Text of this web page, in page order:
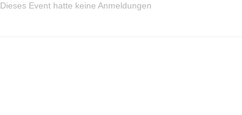
Dieses Event hatte keine Anmeldungen